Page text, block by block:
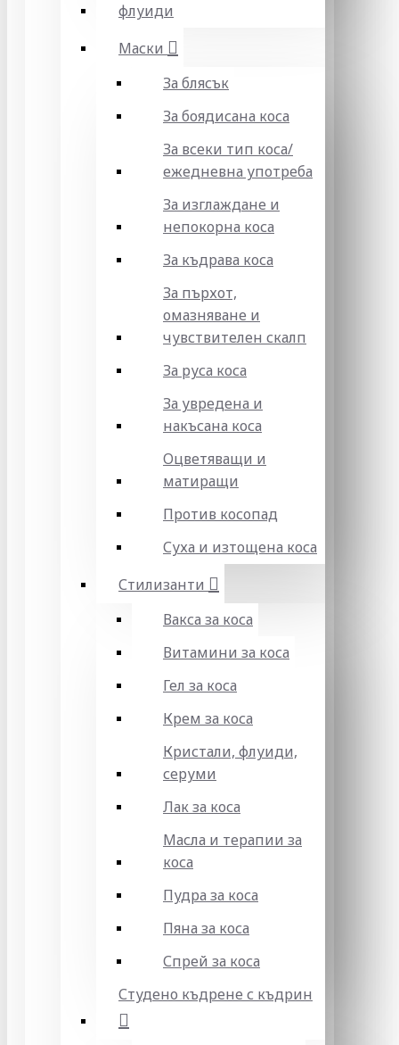
флуиди
Маски
За блясък
За боядисана коса
За всеки тип коса/
ежедневна употреба
За изглаждане и
непокорна коса
За къдрава коса
За пърхот,
омазняване и
чувствителен скалп
За руса коса
За увредена и
накъсана коса
Оцветяващи и
матиращи
Против косопад
Суха и изтощена коса
Стилизанти
Вакса за коса
Витамини за коса
Гел за коса
Крем за коса
Кристали, флуиди,
серуми
Лак за коса
Масла и терапии за
коса
Пудра за коса
Пяна за коса
Спрей за коса
Студено къдрене с къдрин